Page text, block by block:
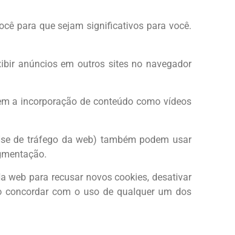
para que sejam significativos para você.
anúncios em outros sites no navegador
a incorporação de conteúdo como vídeos
de tráfego da web) também podem usar
web para recusar novos cookies, desativar
com o uso de qualquer um dos